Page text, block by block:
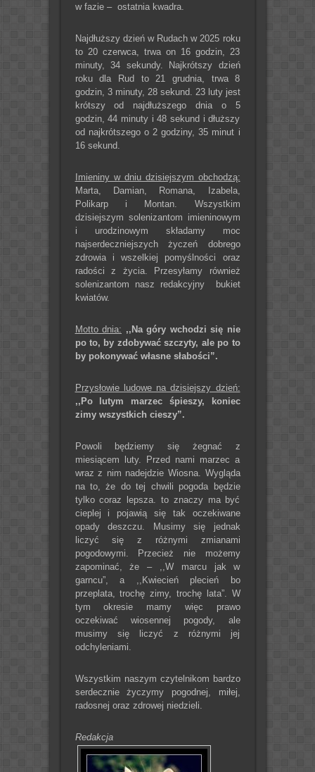
w fazie – ostatnia kwadra.
Najdłuższy dzień w Rudach w 2025 roku
to 20 czerwca, trwa on 16 godzin, 23
minuty, 34 sekundy. Najkrótszy dzień
roku dla Rud to 21 grudnia, trwa 8
godzin, 3 minuty, 28 sekund. 23 luty jest
krótszy od najdłuższego dnia o 5
godzin, 44 minuty i 48 sekund i dłuższy
od najkrótszego o 2 godziny, 35 minut i
16 sekund.
Imieniny w dniu dzisiejszym obchodzą:
Marta, Damian, Romana, Izabela,
Polikarp i Montan. Wszystkim
dzisiejszym solenizantom imieninowym
i urodzinowym składamy moc
najserdeczniejszych życzeń dobrego
zdrowia i wszelkiej pomyślności oraz
radości z życia. Przesyłamy również
solenizantom nasz redakcyjny bukiet
kwiatów.
Motto dnia: ,,Na góry wchodzi się nie
po to, by zdobywać szczyty, ale po to
by pokonywać własne słabości”.
Przysłowie ludowe na dzisiejszy dzień:
,,Po lutym marzec śpieszy, koniec
zimy wszystkich cieszy”.
Powoli będziemy się żegnać z
miesiącem luty. Przed nami marzec a
wraz z nim nadejdzie Wiosna. Wygląda
na to, że do tej chwili pogoda będzie
tylko coraz lepsza. to znaczy ma być
cieplej i pojawią się tak oczekiwane
opady deszczu. Musimy się jednak
liczyć się z różnymi zmianami
pogodowymi. Przecież nie możemy
zapominać, że – ,,W marcu jak w
garncu”, a ,,Kwiecień plecień bo
przeplata, trochę zimy, trochę lata”. W
tym okresie mamy więc prawo
oczekiwać wiosennej pogody, ale
musimy się liczyć z różnymi jej
odchyleniami.
Wszystkim naszym czytelnikom bardzo
serdecznie życzymy pogodnej, miłej,
radosnej oraz zdrowej niedzieli.
Redakcja